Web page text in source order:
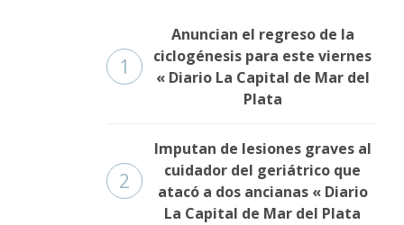
1
Anuncian el regreso de la
ciclogénesis para este viernes
« Diario La Capital de Mar del
Plata
2
Imputan de lesiones graves al
cuidador del geriátrico que
atacó a dos ancianas « Diario
La Capital de Mar del Plata